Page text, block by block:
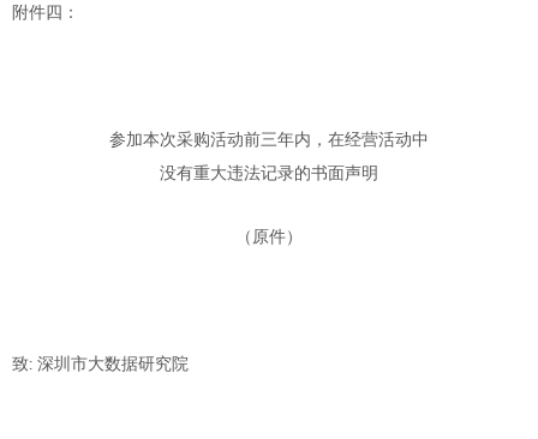
附件四：
参加本次采购活动前三年内，在经营活动中
没有重大违法记录的书面声明
（原件）
致: 深圳市大数据研究院